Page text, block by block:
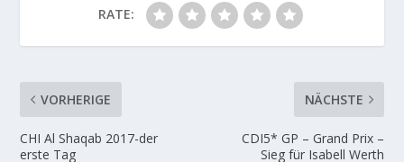
RATE:
VORHERIGE
CHI Al Shaqab 2017-der
erste Tag
NÄCHSTE
CDI5* GP – Grand Prix –
Sieg für Isabell Werth